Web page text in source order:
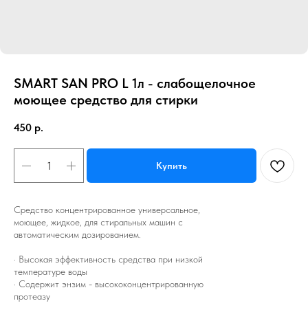
SMART SAN PRO L 1л - слабощелочное
моющее средство для стирки
450 р.
Купить
Средство концентрированное универсальное,
моющее, жидкое, для стиральных машин с
автоматическим дозированием.
· Высокая эффективность средства при низкой
температуре воды
· Содержит энзим - высококонцентрированную
протеазу